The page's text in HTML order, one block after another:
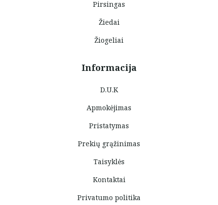
Pirsingas
Žiedai
Žiogeliai
Informacija
D.U.K
Apmokėjimas
Pristatymas
Prekių grąžinimas
Taisyklės
Kontaktai
Privatumo politika